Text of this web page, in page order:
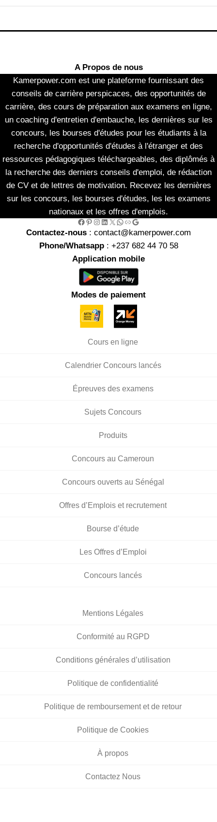
A Propos de nous
Kamerpower.com est une plateforme fournissant des
conseils de carrière perspicaces, des opportunités de
carrière, des cours de préparation aux examens en ligne,
un coaching d'entretien d'embauche, les dernières sur les
concours, les bourses d'études pour les étudiants à la
recherche d'opportunités d'études à l'étranger et des
ressources pédagogiques téléchargeables, des diplômés à
la recherche des derniers conseils d'emploi, de rédaction
de CV et de lettres de motivation. Recevez les dernières
sur les concours, les bourses d'études, les les examens
nationaux et les offres d'emplois.
Facebook Pinterest InstagramLinkedIn X WhatsApp Link Google
Contactez-nous : contact@kamerpower.com
Phone/Whatsapp: +237 682 44 70 58
Application mobile
Modes de paiement
Cours en ligne
Calendrier Concours lancés
Épreuves des examens
Sujets Concours
Produits
Concours au Cameroun
Concours ouverts au Sénégal
Offres d’Emplois et recrutement
Bourse d’étude
Les Offres d’Emploi
Concours lancés
Mentions Légales
Conformité au RGPD
Conditions générales d’utilisation
Politique de confidentialité
Politique de remboursement et de retour
Politique de Cookies
À propos
Contactez Nous